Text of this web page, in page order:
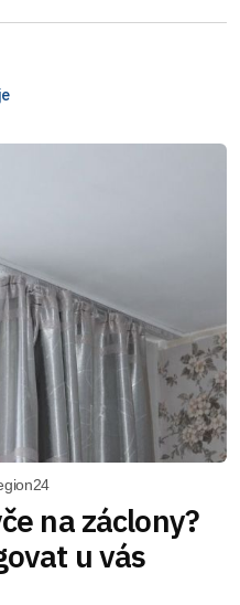
na záclony?
u vás